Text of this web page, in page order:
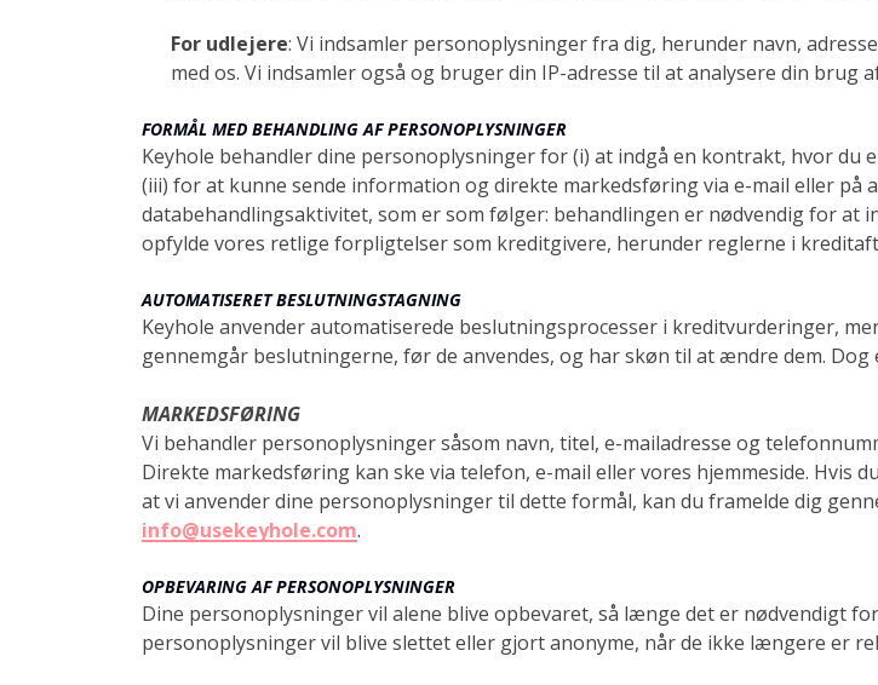
For udlejere: Vi indsamler personoplysninger fra dig, herunder navn,
med os. Vi indsamler også og bruger din IP-adresse til at analysere din brug
FORMÅL MED BEHANDLING AF PERSONOPLYSNINGER
Keyhole behandler dine personoplysninger for (i) at indgå en kontrakt, hvor
(iii) for at kunne sende information og direkte markedsføring via e-mail eller
databehandlingsaktivitet, som er som følger: behandlingen er nødvendig for
opfylde vores retlige forpligtelser som kreditgivere, herunder reglerne i
AUTOMATISERET BESLUTNINGSTAGNING
Keyhole anvender automatiserede beslutningsprocesser i kreditvurderinger,
gennemgår beslutningerne, før de anvendes, og har skøn til at ændre dem.
MARKEDSFØRING
Vi behandler personoplysninger såsom navn, titel, e-mailadresse og
Direkte markedsføring kan ske via telefon, e-mail eller vores hjemmeside. Hvis
at vi anvender dine personoplysninger til dette formål, kan du framelde dig
info@usekeyhole.com.
OPBEVARING AF PERSONOPLYSNINGER
Dine personoplysninger vil alene blive opbevaret, så længe det er nødvendigt
personoplysninger vil blive slettet eller gjort anonyme, når de ikke længere er